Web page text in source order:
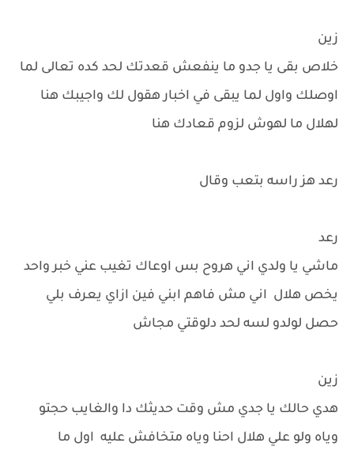
زين
خلاص بقى يا جدو ما ينفعش قعدتك لحد كده تعالى لما
اوصلك واول لما يبقى في اخبار هقول لك واجيبك هنا
لهلال ما لهوش لزوم قعادك هنا
رعد هز راسه بتعب وقال
رعد
ماشي يا ولدي اني هروح بس اوعاك تغيب عني خبر واحد
يخص هلال اني مش فاهم ابني فين ازاي يعرف بلي
حصل لولدو لسه لحد دلوقتي مجاش
زين
هدي حالك يا جدي مش وقت حديثك دا والغايب حجتو
وياه ولو علي هلال احنا وياه متخافش عليه اول ما